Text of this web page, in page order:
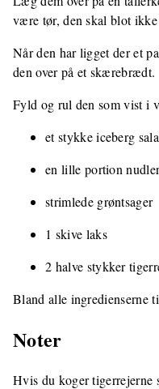
være tør, den skal blot
Når den har ligget der et
den over på et skærebrædt.
Fyld og rul den som vist i
et stykke iceberg
en lille portion
strimlede grøntsager
1 skive laks
2 halve stykker
Bland alle ingredienserne
Noter
Hvis du koger tigerrejerne